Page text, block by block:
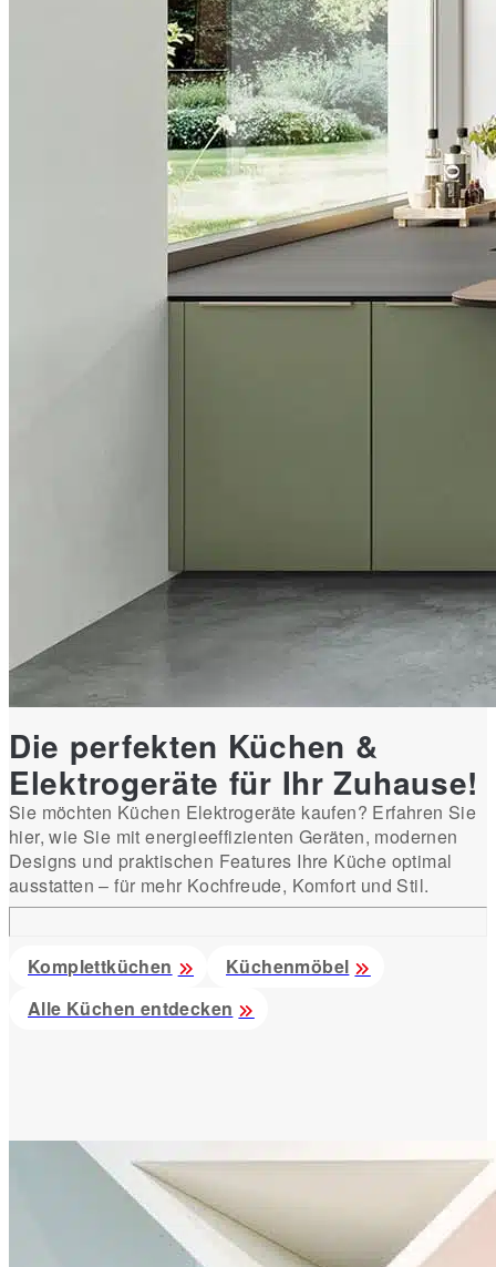
Die perfekten Küchen &
Elektrogeräte für Ihr Zuhause!
Sie möchten Küchen Elektrogeräte kaufen? Erfahren Sie
hier, wie Sie mit energieeffizienten Geräten, modernen
Designs und praktischen Features Ihre Küche optimal
ausstatten – für mehr Kochfreude, Komfort und Stil.
Komplettküchen
Küchenmöbel
Alle Küchen entdecken